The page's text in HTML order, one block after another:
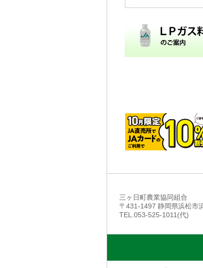
三ヶ日町農業協同組合
〒431-1497 静岡県浜松市
TEL.053-525-1011(代)